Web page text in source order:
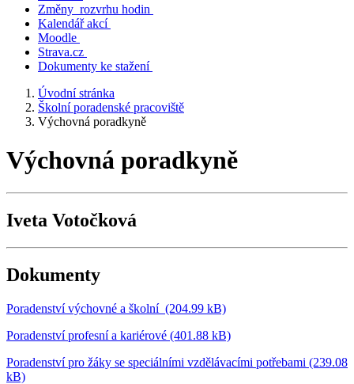
Změny rozvrhu hodin
Kalendář akcí
Moodle
Strava.cz
Dokumenty ke stažení
Úvodní stránka
Školní poradenské pracoviště
Výchovná poradkyně
Výchovná poradkyně
Iveta Votočková
Dokumenty
Poradenství výchovné a školní (204.99 kB)
Poradenství profesní a kariérové (401.88 kB)
Poradenství pro žáky se speciálními vzdělávacími potřebami (239.08
kB)